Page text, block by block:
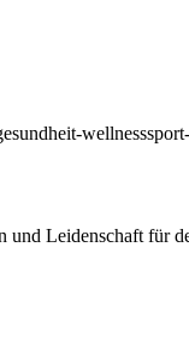
wellness
und Leidenschaft für